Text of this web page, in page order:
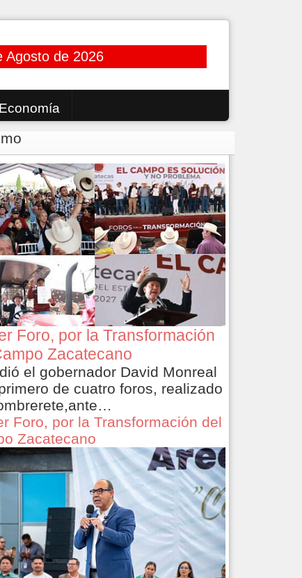
Agosto de 2026
Economía
Foro, por la Transformación
Zacatecano
el gobernador David Monreal
de cuatro foros, realizado
Foro, por la Transformación del
Zacatecano